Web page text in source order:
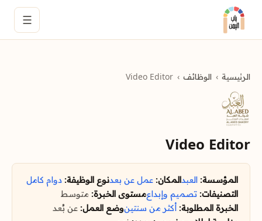
☰
الرئيسية الوظائف Video Editor
Video Editor
المؤسسة: العبدالمكان: عمل عن بعدنوع الوظيفة: دوام كامل
التصنيفات: تصميم وإبداعمستوى الخبرة: متوسط
الخبرة المطلوبة: أكثر من سنتينوضع العمل: عن بُعد